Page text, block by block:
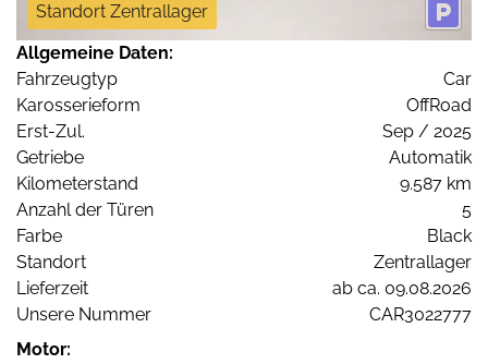
Standort Zentrallager
Allgemeine Daten:
Fahrzeugtyp
Car
Karosserieform
OffRoad
Erst-Zul.
Sep / 2025
Getriebe
Automatik
Kilometerstand
9.587 km
Anzahl der Türen
5
Farbe
Black
Standort
Zentrallager
Lieferzeit
ab ca. 09.08.2026
Unsere Nummer
CAR3022777
Motor: